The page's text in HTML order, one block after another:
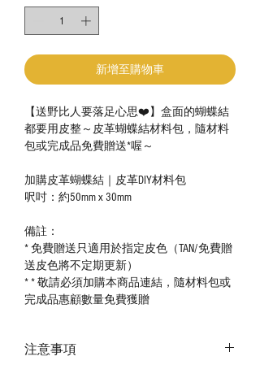
新增至購物車
【送野比人要落足心思❤️】盒面的蝴蝶結
都要用皮整～皮革蝴蝶結材料包，隨材料
包或完成品免費贈送*喔～
加購皮革蝴蝶結｜皮革DIY材料包
呎吋：約50mm x 30mm
備註：
* 免費贈送只適用於指定皮色（TAN/免費贈
送皮色將不定期更新）
* * 敬請必須加購本商品連結，隨材料包或
完成品惠顧數量免費獲贈
注意事項